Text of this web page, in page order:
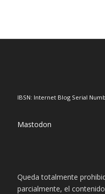
IBSN: Internet Blog Serial
Mastodon
Queda totalmente
parcialmente, el